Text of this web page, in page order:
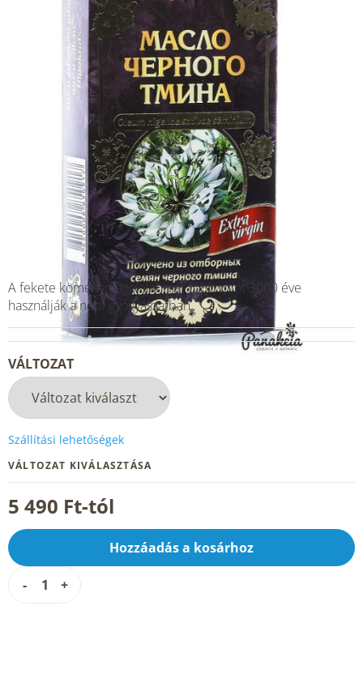
5 490 Ft-tól
VÁLTOZAT KIVÁLASZTÁSA
VÁLTOZAT
Szállítási lehetőségek
Hozzáadás a kosárhoz
A fekete köménymagolajat már több mint 3000 éve
használják a népi gyógyászatban.